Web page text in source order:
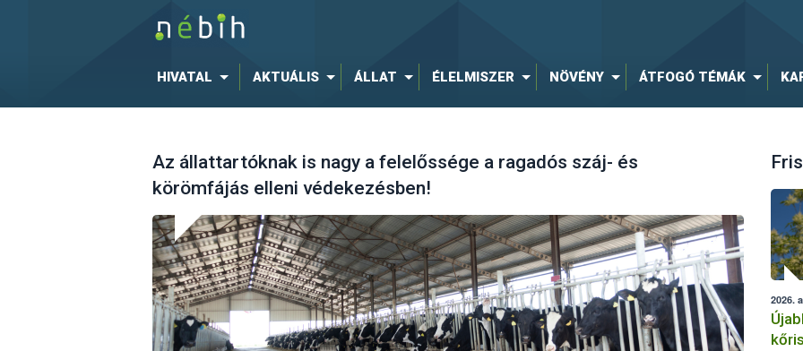
HIVATAL AKTUÁLIS ÁLLAT ÉLELMISZER NÖVÉNY ÁTFOGÓ TÉMÁK
Az állattartóknak is nagy a felelőssége a ragadós száj- és
körömfájás elleni védekezésben!
2026.